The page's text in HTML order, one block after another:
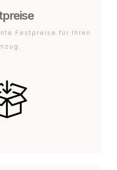
Festpreise für Ihren